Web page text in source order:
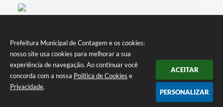
Prefeitura Municipal de Contagem e os cookies:
nosso site usa cookies para melhorar a sua
experiência de navegação. Ao continuar você
concorda com a nossa Política de Cookies e
Privacidade.
ACEITAR
PERSONALIZAR